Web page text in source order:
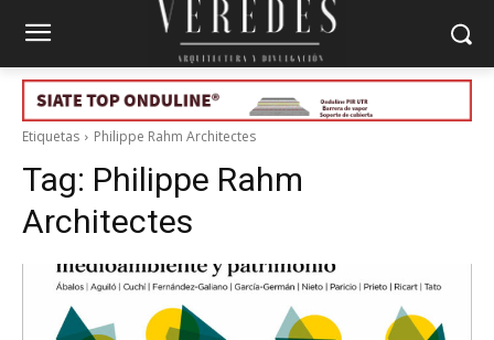
Etiquetas Philippe Rahm Architectes
Tag: Philippe Rahm
Architectes